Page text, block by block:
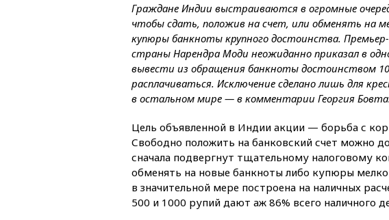
Граждане Индии выстраиваются в огромные
чтобы сдать, положив на счет, или обменять на
купюры банкноты крупного достоинства.
страны Нарендра Моди неожиданно приказал в
вывести из обращения банкноты достоинством
расплачиваться. Исключение сделано лишь для
в остальном мире — в комментарии Георгия Бовта.
Цель объявленной в Индии акции — борьба с
Свободно положить на банковский счет можно
сначала подвергнут тщательному налоговому
обменять на новые банкноты либо купюры
в значительной мере построена на наличных
500 и 1000 рупий дают аж 86% всего наличного